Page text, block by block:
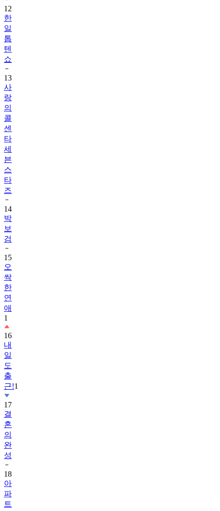
12
한
일
톱
텐
쇼
13
사
랑
의
콜
센
타
세
븐
스
타
즈
14
박
보
검
15
오
싹
한
연
애
1
16
내
일
도
출
근!1
17
결
혼
의
완
성
18
아
파
트